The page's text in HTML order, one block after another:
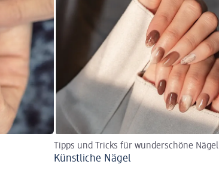
Tipps und Tricks für wunderschöne Nägel
Künstliche Nägel